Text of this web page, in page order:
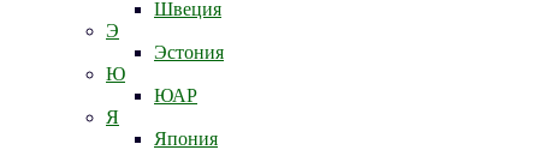
Швеция
Э
Эстония
Ю
ЮАР
Я
Япония